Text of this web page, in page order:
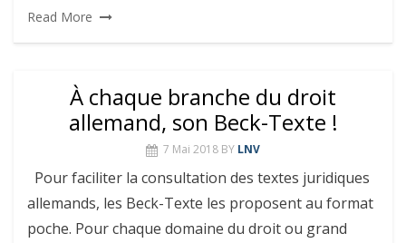
Read More
À chaque branche du droit
allemand, son Beck-Texte !
7 Mai 2018 BY LNV
Pour faciliter la consultation des textes juridiques
allemands, les Beck-Texte les proposent au format
poche. Pour chaque domaine du droit ou grand